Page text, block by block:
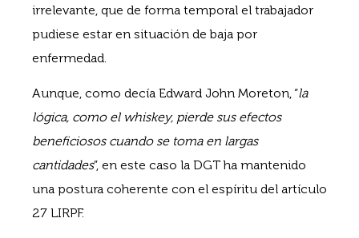
irrelevante, que de forma temporal el trabajador
pudiese estar en situación de baja por
enfermedad.
Aunque, como decía Edward John Moreton, “la
lógica, como el whiskey, pierde sus efectos
beneficiosos cuando se toma en largas
cantidades”, en este caso la DGT ha mantenido
una postura coherente con el espíritu del artículo
27 LIRPF.